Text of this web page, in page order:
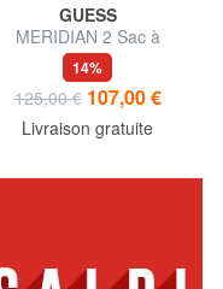
GUESS
MERIDIAN 2 Sac à
bandoulière pour appareil
photo
14%
125,00 € 107,00 €
Livraison gratuite